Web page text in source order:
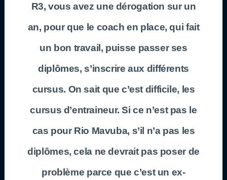
R3, vous avez une dérogation sur un
an, pour que le coach en place, qui fait
un bon travail, puisse passer ses
diplômes, s’inscrire aux différents
cursus. On sait que c’est difficile, les
cursus d’entraineur. Si ce n’est pas le
cas pour Rio Mavuba, s’il n’a pas les
diplômes, cela ne devrait pas poser de
problème parce que c’est un ex-